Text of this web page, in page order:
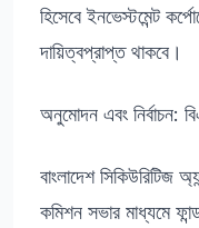
হিসেবে ইনভেস্টমেন্ট
দায়িত্বপ্রাপ্ত থাকবে।
অনুমোদন এবং নির্বাচন:
বাংলাদেশ সিকিউরিটিজ
কমিশন সভার মাধ্যমে